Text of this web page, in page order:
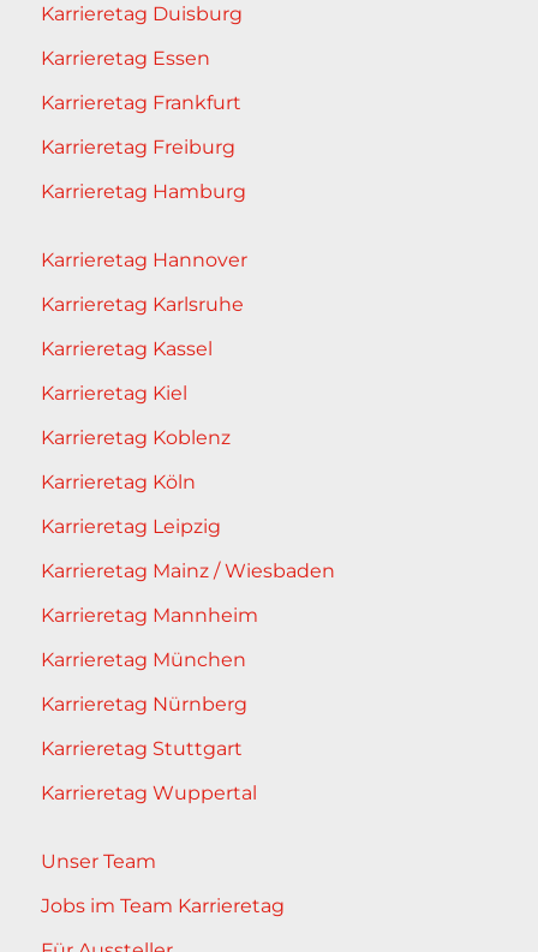
Karrieretag Duisburg
Karrieretag Essen
Karrieretag Frankfurt
Karrieretag Freiburg
Karrieretag Hamburg
Karrieretag Hannover
Karrieretag Karlsruhe
Karrieretag Kassel
Karrieretag Kiel
Karrieretag Koblenz
Karrieretag Köln
Karrieretag Leipzig
Karrieretag Mainz / Wiesbaden
Karrieretag Mannheim
Karrieretag München
Karrieretag Nürnberg
Karrieretag Stuttgart
Karrieretag Wuppertal
Unser Team
Jobs im Team Karrieretag